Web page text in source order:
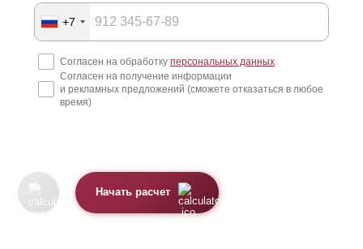
+7
Согласен на обработку персональных данных
Согласен на получение информации
и рекламных предложений (сможете отказаться в любое
время)
Начать расчет